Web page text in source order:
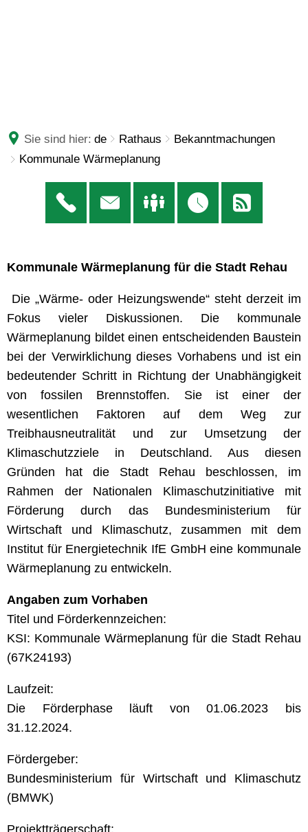
Sie sind hier: de Rathaus
Bekanntmachungen
Kommunale Wärmeplanung
Kommunale
Kommunale Wärmeplanung für die Stadt Rehau
Die „Wärme- oder Heizungswende“ steht derzeit im
Fokus vieler Diskussionen. Die kommunale
Wärmeplanung bildet einen entscheidenden Baustein
bei der Verwirklichung dieses Vorhabens und ist ein
bedeutender Schritt in Richtung der Unabhängigkeit
von fossilen Brennstoffen. Sie ist einer der
wesentlichen Faktoren auf dem Weg zur
Treibhausneutralität und zur Umsetzung der
Klimaschutzziele in Deutschland. Aus diesen
Gründen hat die Stadt Rehau beschlossen, im
Rahmen der Nationalen Klimaschutzinitiative mit
Förderung durch das Bundesministerium für
Wirtschaft und Klimaschutz, zusammen mit dem
Institut für Energietechnik IfE GmbH eine kommunale
Wärmeplanung zu entwickeln.
Angaben zum Vorhaben
Titel und Förderkennzeichen:
KSI: Kommunale Wärmeplanung für die Stadt Rehau
(67K24193)
Laufzeit:
Die Förderphase läuft von 01.06.2023 bis
31.12.2024.
Fördergeber:
Bundesministerium für Wirtschaft und Klimaschutz
(BMWK)
Projektträgerschaft: